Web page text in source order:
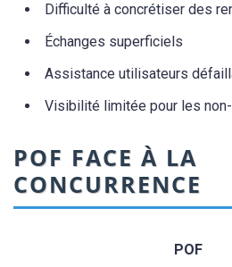
Difficulté à concrétiser des
Échanges superficiels
Assistance utilisateurs
Visibilité limitée pour les
POF FACE À LA
CONCURRENCE
POF